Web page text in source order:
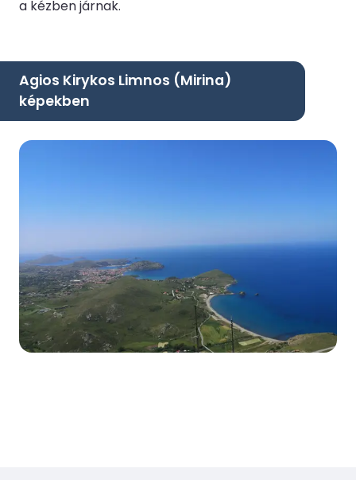
a kézben járnak.
Agios Kirykos Limnos (Mirina)
képekben